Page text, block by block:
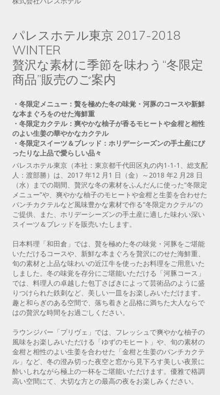
パレスホテル東京 2017-2018
WINTER
贅沢な素材に季節を味わう“冬限定
商品”販売のご案内
・冬限定メニュー：贅を極めた冬の味覚・河豚のコースや新鮮
な本まぐろをのせた海鮮重
・冬限定カクテル：爽やかな柚子が香るモヒートや金柑と相性
のよい生姜の華やかなカクテル
・冬限定スイーツ＆ブレッド：ホリデーシーズンの手土産にぴ
ったりな上品で愛らしい品々
パレスホテル東京（本社：東京都千代田区丸の内1-1-1、総支配
人：渡部勝）は、2017 年12 月1 日（金）～2018 年2 月28 日
（水）までの期間、贅沢な冬の素材をふんだんに使った“冬限定
メニュー”や、爽やかな柚子のモヒートや金柑と生姜を合わせた
パンチカクテルなど風味豊かな素材で作る“冬限定カクテル”の
ご提供、また、ホリデーシーズンの手土産に適した味わい深い
スイーツ＆ブレッドを販売いたします。
日本料理「和田倉」では、贅を極めた冬の味覚・河豚をご堪能
いただけるコースや、新鮮な本まぐろを贅沢にのせた海鮮重、
旬の素材と上品な味わいの近江牛を使ったお料理をご用意いた
しました。冬の味覚を存分にご堪能いただける「河豚コース」
では、料理人の卓越した包丁さばきによって芸術品のように盛
りつけられた鉄刺など、美しい一皿をお楽しみいただけます。
趣と和らぎのある空間で、落ち着きと品格に満ちた大人ならで
はの贅沢な時間をお過ごしください。
ラウンジバー「プリヴェ」では、フレッシュで爽やかな柚子の
風味をお楽しみいただける「ゆずのモヒート」や、旬の素材の
金柑と相性のよい生姜を合わせた「金柑と生姜のパンチカクテ
ル」など、冬の澄み切った夜空と窓から見下ろす美しい夜景に
酔いしれながら極上の一杯をご堪能いただけます。優雅で格調
高い空間にて、大切な方との最高の夜をお楽しみください。